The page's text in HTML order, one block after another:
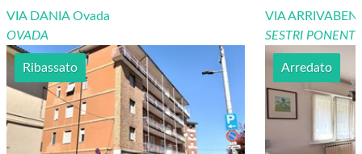
VIA DANIA Ovada
OVADA
Ribassato
VIA
SESTRI PONENTE
Arredato